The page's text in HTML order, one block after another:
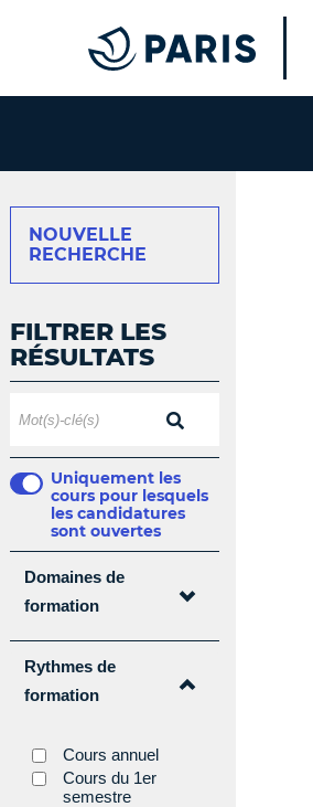
NOUVELLE
RECHERCHE
FILTRER LES
RÉSULTATS
Uniquement les
cours pour lesquels
les candidatures
sont ouvertes
Domaines de
formation
Rythmes de
formation
Rythmes de formation
Cours annuel
Cours du 1er
semestre